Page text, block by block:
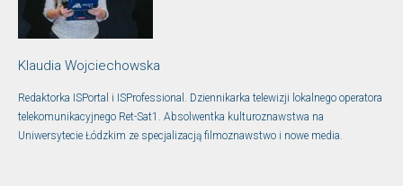
Klaudia Wojciechowska
Redaktorka ISPortal i ISProfessional. Dziennikarka telewizji lokalnego operatora
telekomunikacyjnego Ret-Sat1. Absolwentka kulturoznawstwa na
Uniwersytecie Łódzkim ze specjalizacją filmoznawstwo i nowe media.